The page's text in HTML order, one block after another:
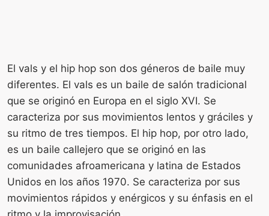
El vals y el hip hop son dos géneros de baile muy
diferentes. El vals es un baile de salón tradicional
que se originó en Europa en el siglo XVI. Se
caracteriza por sus movimientos lentos y gráciles y
su ritmo de tres tiempos. El hip hop, por otro lado,
es un baile callejero que se originó en las
comunidades afroamericana y latina de Estados
Unidos en los años 1970. Se caracteriza por sus
movimientos rápidos y enérgicos y su énfasis en el